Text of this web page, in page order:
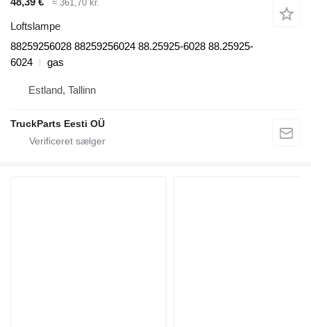
≈ 361,70 kr.
Loftslampe
88259256028 88259256024 88.25925-6028 88.25925-
6024
gas
Estland, Tallinn
TruckParts Eesti OÜ